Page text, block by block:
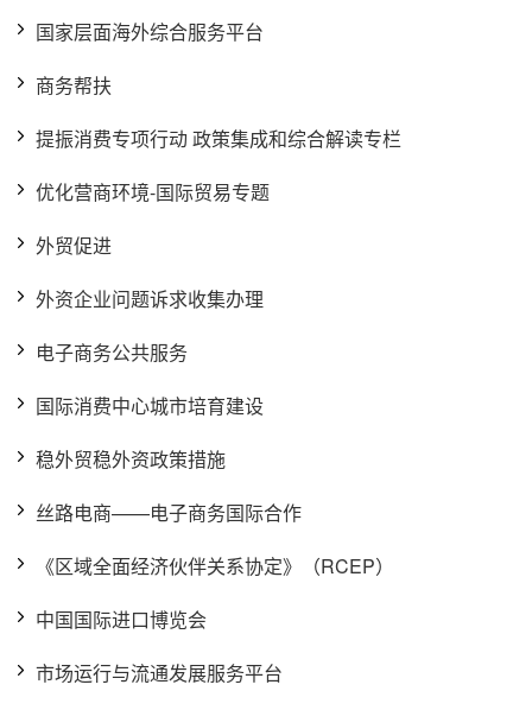
国家层面海外综合服务平台
商务帮扶
提振消费专项行动 政策集成和综合解读专栏
优化营商环境-国际贸易专题
外贸促进
外资企业问题诉求收集办理
电子商务公共服务
国际消费中心城市培育建设
稳外贸稳外资政策措施
丝路电商——电子商务国际合作
《区域全面经济伙伴关系协定》（RCEP）
中国国际进口博览会
市场运行与流通发展服务平台